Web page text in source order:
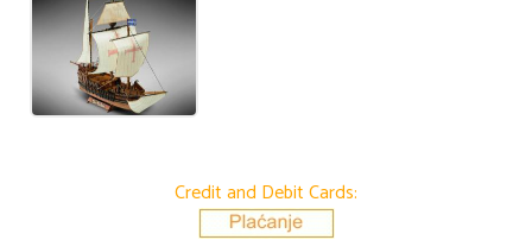
Credit and Debit Cards: